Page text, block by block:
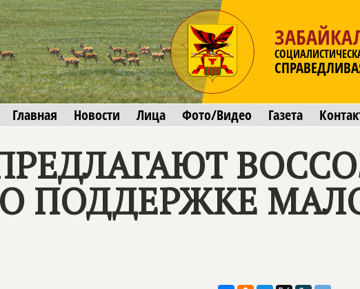
Главная Новости Лица Фото/Видео Газета
ПОДДЕРЖКЕ